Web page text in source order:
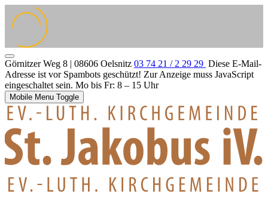
Görnitzer Weg 8 | 08606 Oelsnitz 03 74 21 / 2 29 29 Diese E-Mail-
Adresse ist vor Spambots geschützt! Zur Anzeige muss JavaScript
eingeschaltet sein. Mo bis Fr: 8 – 15 Uhr
Mobile Menu Toggle